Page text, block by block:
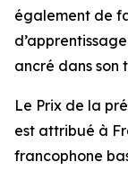
également de
ancré dans son
Le Prix de la
est attribué à
francophone